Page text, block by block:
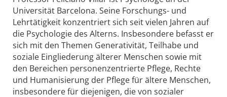
Universität Barcelona. Seine Forschungs- und
Lehrtätigkeit konzentriert sich seit vielen Jahren auf
die Psychologie des Alterns. Insbesondere befasst er
sich mit den Themen Generativität, Teilhabe und
soziale Eingliederung älterer Menschen sowie mit
den Bereichen personenzentrierte Pflege, Rechte
und Humanisierung der Pflege für ältere Menschen,
insbesondere für diejenigen, die von sozialer